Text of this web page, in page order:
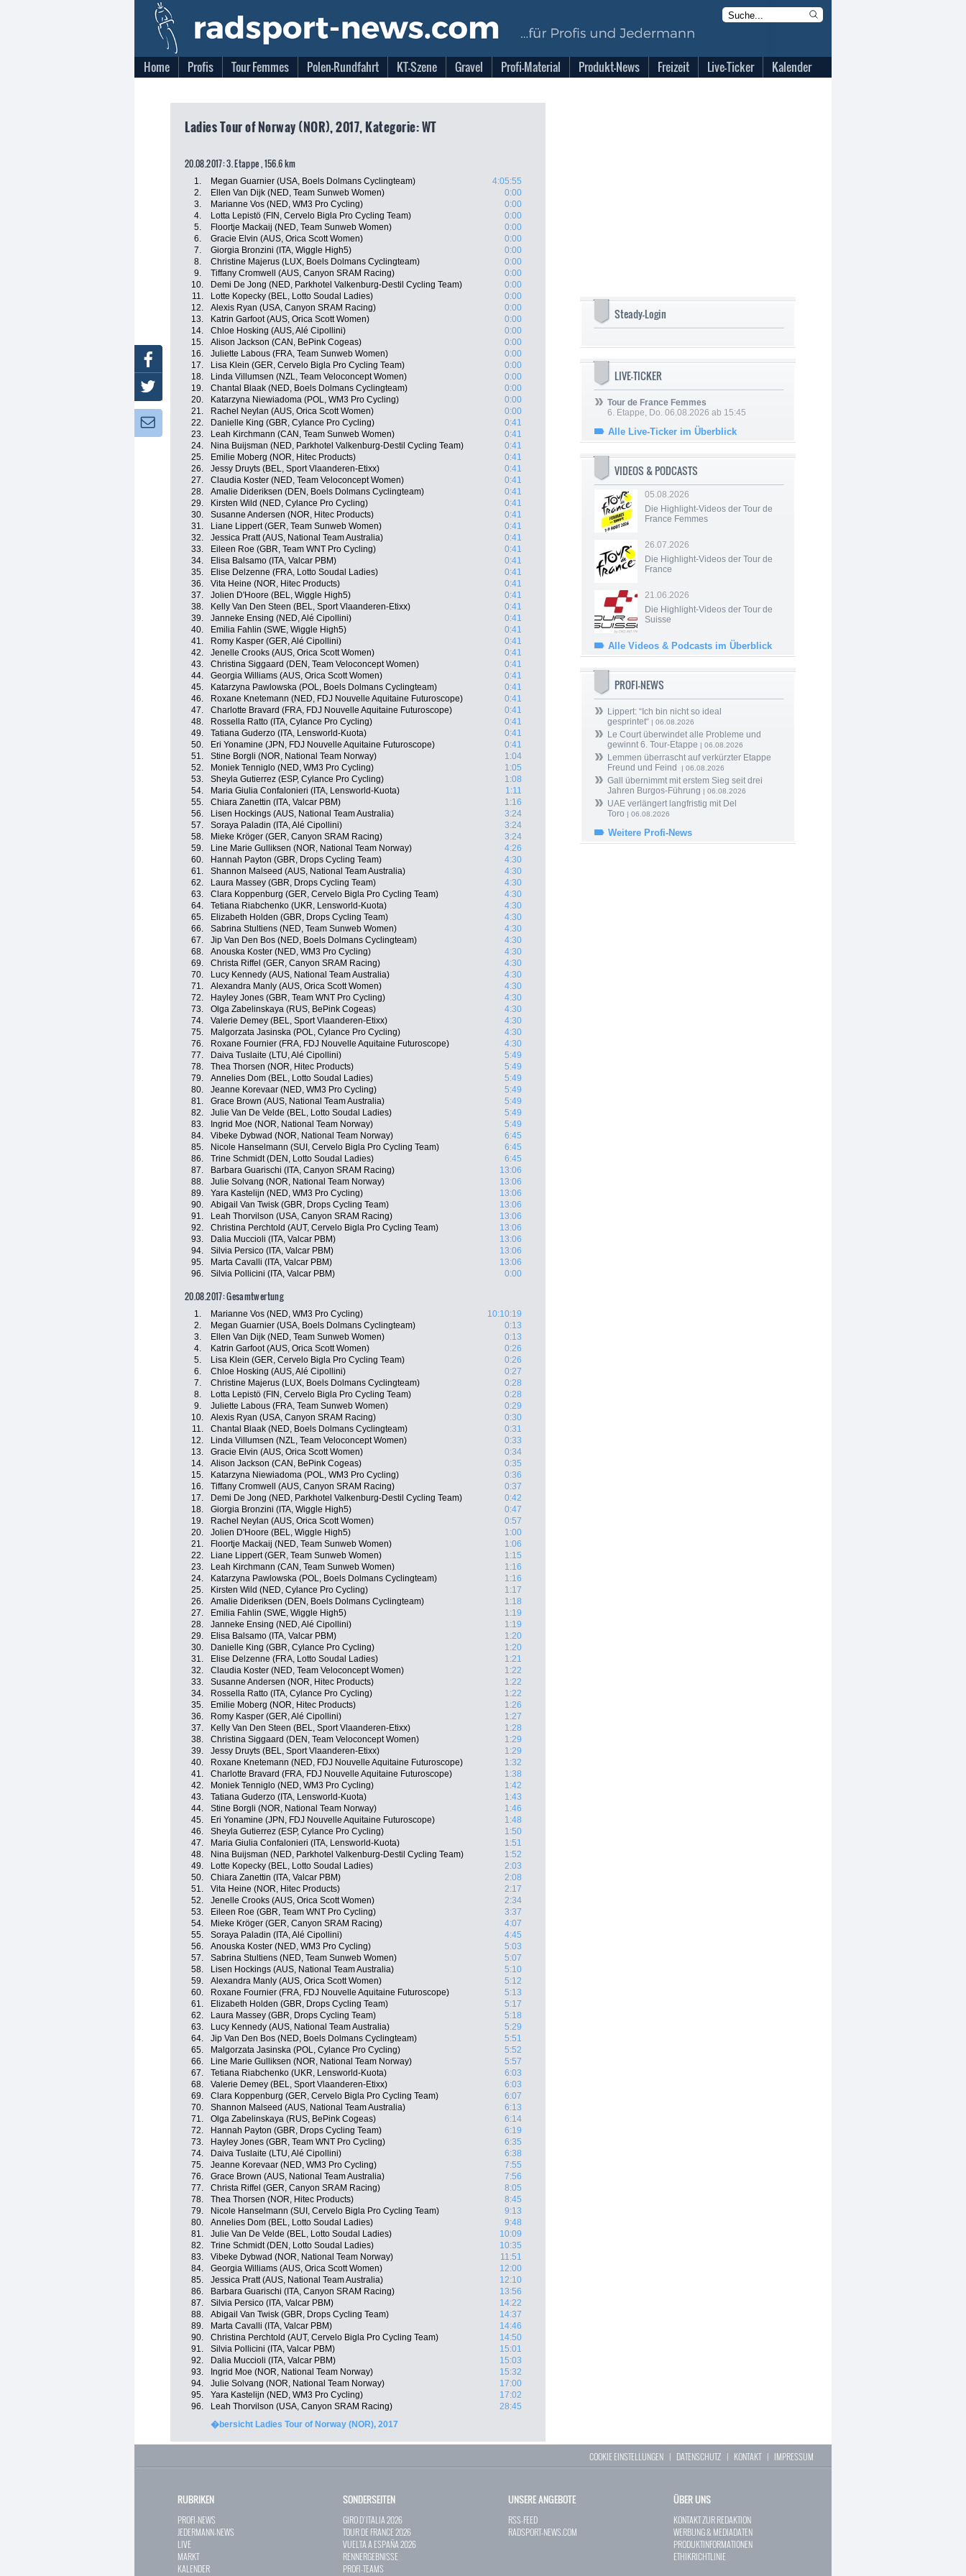
Home Profis Tour Femmes Polen-Rundfahrt KT-Szene Gravel Profi-Material Produkt-News Freizeit Live-Ticker Kalender
Ladies Tour of Norway (NOR), 2017, Kategorie: WT
20.08.2017: 3. Etappe , 156.6 km
1. Megan Guarnier (USA, Boels Dolmans Cyclingteam)
4:05:55
2.
Ellen Van Dijk (NED, Team Sunweb Women)
0:00
3.
Marianne Vos (NED, WM3 Pro Cycling)
0:00
4.
Lotta Lepistö (FIN, Cervelo Bigla Pro Cycling Team)
0:00
5.
Floortje Mackaij (NED, Team Sunweb Women)
0:00
6.
Gracie Elvin (AUS, Orica Scott Women)
0:00
7.
Giorgia Bronzini (ITA, Wiggle High5)
0:00
8.
Christine Majerus (LUX, Boels Dolmans Cyclingteam)
0:00
9.
Tiffany Cromwell (AUS, Canyon SRAM Racing)
0:00
10.
Demi De Jong (NED, Parkhotel Valkenburg-Destil Cycling Team)
0:00
11.
Lotte Kopecky (BEL, Lotto Soudal Ladies)
0:00
12.
Alexis Ryan (USA, Canyon SRAM Racing)
0:00
13.
Katrin Garfoot (AUS, Orica Scott Women)
0:00
14.
Chloe Hosking (AUS, Alé Cipollini)
0:00
15.
Alison Jackson (CAN, BePink Cogeas)
0:00
16.
Juliette Labous (FRA, Team Sunweb Women)
0:00
17.
Lisa Klein (GER, Cervelo Bigla Pro Cycling Team)
0:00
18.
Linda Villumsen (NZL, Team Veloconcept Women)
0:00
19.
Chantal Blaak (NED, Boels Dolmans Cyclingteam)
0:00
20.
Katarzyna Niewiadoma (POL, WM3 Pro Cycling)
0:00
21.
Rachel Neylan (AUS, Orica Scott Women)
0:00
22.
Danielle King (GBR, Cylance Pro Cycling)
0:41
23.
Leah Kirchmann (CAN, Team Sunweb Women)
0:41
24.
Nina Buijsman (NED, Parkhotel Valkenburg-Destil Cycling Team)
0:41
25.
Emilie Moberg (NOR, Hitec Products)
0:41
26.
Jessy Druyts (BEL, Sport Vlaanderen-Etixx)
0:41
27.
Claudia Koster (NED, Team Veloconcept Women)
0:41
28.
Amalie Dideriksen (DEN, Boels Dolmans Cyclingteam)
0:41
29.
Kirsten Wild (NED, Cylance Pro Cycling)
0:41
30.
Susanne Andersen (NOR, Hitec Products)
0:41
31.
Liane Lippert (GER, Team Sunweb Women)
0:41
32.
Jessica Pratt (AUS, National Team Australia)
0:41
33.
Eileen Roe (GBR, Team WNT Pro Cycling)
0:41
34.
Elisa Balsamo (ITA, Valcar PBM)
0:41
35.
Elise Delzenne (FRA, Lotto Soudal Ladies)
0:41
36.
Vita Heine (NOR, Hitec Products)
0:41
37.
Jolien D'Hoore (BEL, Wiggle High5)
0:41
38.
Kelly Van Den Steen (BEL, Sport Vlaanderen-Etixx)
0:41
39.
Janneke Ensing (NED, Alé Cipollini)
0:41
40.
Emilia Fahlin (SWE, Wiggle High5)
0:41
41.
Romy Kasper (GER, Alé Cipollini)
0:41
42.
Jenelle Crooks (AUS, Orica Scott Women)
0:41
43.
Christina Siggaard (DEN, Team Veloconcept Women)
0:41
44.
Georgia Williams (AUS, Orica Scott Women)
0:41
45.
Katarzyna Pawlowska (POL, Boels Dolmans Cyclingteam)
0:41
46.
Roxane Knetemann (NED, FDJ Nouvelle Aquitaine Futuroscope)
0:41
47.
Charlotte Bravard (FRA, FDJ Nouvelle Aquitaine Futuroscope)
0:41
48.
Rossella Ratto (ITA, Cylance Pro Cycling)
0:41
49.
Tatiana Guderzo (ITA, Lensworld-Kuota)
0:41
50.
Eri Yonamine (JPN, FDJ Nouvelle Aquitaine Futuroscope)
0:41
51.
Stine Borgli (NOR, National Team Norway)
1:04
52.
Moniek Tenniglo (NED, WM3 Pro Cycling)
1:05
53.
Sheyla Gutierrez (ESP, Cylance Pro Cycling)
1:08
54.
Maria Giulia Confalonieri (ITA, Lensworld-Kuota)
1:11
55.
Chiara Zanettin (ITA, Valcar PBM)
1:16
56.
Lisen Hockings (AUS, National Team Australia)
3:24
57.
Soraya Paladin (ITA, Alé Cipollini)
3:24
58.
Mieke Kröger (GER, Canyon SRAM Racing)
3:24
59.
Line Marie Gulliksen (NOR, National Team Norway)
4:26
60.
Hannah Payton (GBR, Drops Cycling Team)
4:30
61.
Shannon Malseed (AUS, National Team Australia)
4:30
62.
Laura Massey (GBR, Drops Cycling Team)
4:30
63.
Clara Koppenburg (GER, Cervelo Bigla Pro Cycling Team)
4:30
64.
Tetiana Riabchenko (UKR, Lensworld-Kuota)
4:30
65.
Elizabeth Holden (GBR, Drops Cycling Team)
4:30
66.
Sabrina Stultiens (NED, Team Sunweb Women)
4:30
67.
Jip Van Den Bos (NED, Boels Dolmans Cyclingteam)
4:30
68.
Anouska Koster (NED, WM3 Pro Cycling)
4:30
69.
Christa Riffel (GER, Canyon SRAM Racing)
4:30
70.
Lucy Kennedy (AUS, National Team Australia)
4:30
71.
Alexandra Manly (AUS, Orica Scott Women)
4:30
72.
Hayley Jones (GBR, Team WNT Pro Cycling)
4:30
73.
Olga Zabelinskaya (RUS, BePink Cogeas)
4:30
74.
Valerie Demey (BEL, Sport Vlaanderen-Etixx)
4:30
75.
Malgorzata Jasinska (POL, Cylance Pro Cycling)
4:30
76.
Roxane Fournier (FRA, FDJ Nouvelle Aquitaine Futuroscope)
4:30
77.
Daiva Tuslaite (LTU, Alé Cipollini)
5:49
78.
Thea Thorsen (NOR, Hitec Products)
5:49
79.
Annelies Dom (BEL, Lotto Soudal Ladies)
5:49
80.
Jeanne Korevaar (NED, WM3 Pro Cycling)
5:49
81.
Grace Brown (AUS, National Team Australia)
5:49
82.
Julie Van De Velde (BEL, Lotto Soudal Ladies)
5:49
83.
Ingrid Moe (NOR, National Team Norway)
5:49
84.
Vibeke Dybwad (NOR, National Team Norway)
6:45
85.
Nicole Hanselmann (SUI, Cervelo Bigla Pro Cycling Team)
6:45
86.
Trine Schmidt (DEN, Lotto Soudal Ladies)
6:45
87.
Barbara Guarischi (ITA, Canyon SRAM Racing)
13:06
88.
Julie Solvang (NOR, National Team Norway)
13:06
89.
Yara Kastelijn (NED, WM3 Pro Cycling)
13:06
90.
Abigail Van Twisk (GBR, Drops Cycling Team)
13:06
91.
Leah Thorvilson (USA, Canyon SRAM Racing)
13:06
92.
Christina Perchtold (AUT, Cervelo Bigla Pro Cycling Team)
13:06
93.
Dalia Muccioli (ITA, Valcar PBM)
13:06
94.
Silvia Persico (ITA, Valcar PBM)
13:06
95.
Marta Cavalli (ITA, Valcar PBM)
13:06
96.
Silvia Pollicini (ITA, Valcar PBM) 0:00
20.08.2017: Gesamtwertung
1. Marianne Vos (NED, WM3 Pro Cycling)
10:10:19
2.
Megan Guarnier (USA, Boels Dolmans Cyclingteam)
0:13
3.
Ellen Van Dijk (NED, Team Sunweb Women)
0:13
4.
Katrin Garfoot (AUS, Orica Scott Women)
0:26
5.
Lisa Klein (GER, Cervelo Bigla Pro Cycling Team)
0:26
6.
Chloe Hosking (AUS, Alé Cipollini)
0:27
7.
Christine Majerus (LUX, Boels Dolmans Cyclingteam)
0:28
8.
Lotta Lepistö (FIN, Cervelo Bigla Pro Cycling Team)
0:28
9.
Juliette Labous (FRA, Team Sunweb Women)
0:29
10.
Alexis Ryan (USA, Canyon SRAM Racing)
0:30
11.
Chantal Blaak (NED, Boels Dolmans Cyclingteam)
0:31
12.
Linda Villumsen (NZL, Team Veloconcept Women)
0:33
13.
Gracie Elvin (AUS, Orica Scott Women)
0:34
14.
Alison Jackson (CAN, BePink Cogeas)
0:35
15.
Katarzyna Niewiadoma (POL, WM3 Pro Cycling)
0:36
16.
Tiffany Cromwell (AUS, Canyon SRAM Racing)
0:37
17.
Demi De Jong (NED, Parkhotel Valkenburg-Destil Cycling Team)
0:42
18.
Giorgia Bronzini (ITA, Wiggle High5)
0:47
19.
Rachel Neylan (AUS, Orica Scott Women)
0:57
20.
Jolien D'Hoore (BEL, Wiggle High5)
1:00
21.
Floortje Mackaij (NED, Team Sunweb Women)
1:06
22.
Liane Lippert (GER, Team Sunweb Women)
1:15
23.
Leah Kirchmann (CAN, Team Sunweb Women)
1:16
24.
Katarzyna Pawlowska (POL, Boels Dolmans Cyclingteam)
1:16
25.
Kirsten Wild (NED, Cylance Pro Cycling)
1:17
26.
Amalie Dideriksen (DEN, Boels Dolmans Cyclingteam)
1:18
27.
Emilia Fahlin (SWE, Wiggle High5)
1:19
28.
Janneke Ensing (NED, Alé Cipollini)
1:19
29.
Elisa Balsamo (ITA, Valcar PBM)
1:20
30.
Danielle King (GBR, Cylance Pro Cycling)
1:20
31.
Elise Delzenne (FRA, Lotto Soudal Ladies)
1:21
32.
Claudia Koster (NED, Team Veloconcept Women)
1:22
33.
Susanne Andersen (NOR, Hitec Products)
1:22
34.
Rossella Ratto (ITA, Cylance Pro Cycling)
1:22
35.
Emilie Moberg (NOR, Hitec Products)
1:26
36.
Romy Kasper (GER, Alé Cipollini)
1:27
37.
Kelly Van Den Steen (BEL, Sport Vlaanderen-Etixx)
1:28
38.
Christina Siggaard (DEN, Team Veloconcept Women)
1:29
39.
Jessy Druyts (BEL, Sport Vlaanderen-Etixx)
1:29
40.
Roxane Knetemann (NED, FDJ Nouvelle Aquitaine Futuroscope)
1:32
41.
Charlotte Bravard (FRA, FDJ Nouvelle Aquitaine Futuroscope)
1:38
42.
Moniek Tenniglo (NED, WM3 Pro Cycling)
1:42
43.
Tatiana Guderzo (ITA, Lensworld-Kuota)
1:43
44.
Stine Borgli (NOR, National Team Norway)
1:46
45.
Eri Yonamine (JPN, FDJ Nouvelle Aquitaine Futuroscope)
1:48
46.
Sheyla Gutierrez (ESP, Cylance Pro Cycling)
1:50
47.
Maria Giulia Confalonieri (ITA, Lensworld-Kuota)
1:51
48.
Nina Buijsman (NED, Parkhotel Valkenburg-Destil Cycling Team)
1:52
49.
Lotte Kopecky (BEL, Lotto Soudal Ladies)
2:03
50.
Chiara Zanettin (ITA, Valcar PBM)
2:08
51.
Vita Heine (NOR, Hitec Products)
2:17
52.
Jenelle Crooks (AUS, Orica Scott Women)
2:34
53.
Eileen Roe (GBR, Team WNT Pro Cycling)
3:37
54.
Mieke Kröger (GER, Canyon SRAM Racing)
4:07
55.
Soraya Paladin (ITA, Alé Cipollini)
4:45
56.
Anouska Koster (NED, WM3 Pro Cycling)
5:03
57.
Sabrina Stultiens (NED, Team Sunweb Women)
5:07
58.
Lisen Hockings (AUS, National Team Australia)
5:10
59.
Alexandra Manly (AUS, Orica Scott Women)
5:12
60.
Roxane Fournier (FRA, FDJ Nouvelle Aquitaine Futuroscope)
5:13
61.
Elizabeth Holden (GBR, Drops Cycling Team)
5:17
62.
Laura Massey (GBR, Drops Cycling Team)
5:18
63.
Lucy Kennedy (AUS, National Team Australia)
5:29
64.
Jip Van Den Bos (NED, Boels Dolmans Cyclingteam)
5:51
65.
Malgorzata Jasinska (POL, Cylance Pro Cycling)
5:52
66.
Line Marie Gulliksen (NOR, National Team Norway)
5:57
67.
Tetiana Riabchenko (UKR, Lensworld-Kuota)
6:03
68.
Valerie Demey (BEL, Sport Vlaanderen-Etixx)
6:03
69.
Clara Koppenburg (GER, Cervelo Bigla Pro Cycling Team)
6:07
70.
Shannon Malseed (AUS, National Team Australia)
6:13
71.
Olga Zabelinskaya (RUS, BePink Cogeas)
6:14
72.
Hannah Payton (GBR, Drops Cycling Team)
6:19
73.
Hayley Jones (GBR, Team WNT Pro Cycling)
6:35
74.
Daiva Tuslaite (LTU, Alé Cipollini)
6:38
75.
Jeanne Korevaar (NED, WM3 Pro Cycling)
7:55
76.
Grace Brown (AUS, National Team Australia)
7:56
77.
Christa Riffel (GER, Canyon SRAM Racing)
8:05
78.
Thea Thorsen (NOR, Hitec Products)
8:45
79.
Nicole Hanselmann (SUI, Cervelo Bigla Pro Cycling Team)
9:13
80.
Annelies Dom (BEL, Lotto Soudal Ladies)
9:48
81.
Julie Van De Velde (BEL, Lotto Soudal Ladies)
10:09
82.
Trine Schmidt (DEN, Lotto Soudal Ladies)
10:35
83.
Vibeke Dybwad (NOR, National Team Norway)
11:51
84.
Georgia Williams (AUS, Orica Scott Women)
12:00
85.
Jessica Pratt (AUS, National Team Australia)
12:10
86.
Barbara Guarischi (ITA, Canyon SRAM Racing)
13:56
87.
Silvia Persico (ITA, Valcar PBM)
14:22
88.
Abigail Van Twisk (GBR, Drops Cycling Team)
14:37
89.
Marta Cavalli (ITA, Valcar PBM)
14:46
90.
Christina Perchtold (AUT, Cervelo Bigla Pro Cycling Team)
14:50
91.
Silvia Pollicini (ITA, Valcar PBM)
15:01
92.
Dalia Muccioli (ITA, Valcar PBM)
15:03
93.
Ingrid Moe (NOR, National Team Norway)
15:32
94.
Julie Solvang (NOR, National Team Norway)
17:00
95.
Yara Kastelijn (NED, WM3 Pro Cycling)
17:02
96.
Leah Thorvilson (USA, Canyon SRAM Racing)
28:45
�bersicht Ladies Tour of Norway (NOR), 2017
Steady-Login
LIVE-TICKER
Tour de France Femmes
6. Etappe, Do. 06.08.2026 ab 15:45
Alle Live-Ticker im Überblick
VIDEOS & PODCASTS
05.08.2026
Die Highlight-Videos der Tour de
France Femmes
26.07.2026
Die Highlight-Videos der Tour de
France
21.06.2026
Die Highlight-Videos der Tour de
Suisse
Alle Videos & Podcasts im Überblick
PROFI-NEWS
Lippert: “Ich bin nicht so ideal
gesprintet“ | 06.08.2026
Le Court überwindet alle Probleme und
gewinnt 6. Tour-Etappe | 06.08.2026
Lemmen überrascht auf verkürzter Etappe
Freund und Feind
| 06.08.2026
Gall übernimmt mit erstem Sieg seit drei
Jahren Burgos-Führung | 06.08.2026
UAE verlängert langfristig mit Del
Toro | 06.08.2026
Weitere Profi-News
Facebook
Twitter
Newsletter:
COOKIE EINSTELLUNGEN | DATENSCHUTZ | KONTAKT| IMPRESSUM
RUBRIKEN
PROFI-NEWS
JEDERMANN-NEWS
LIVE
MARKT
KALENDER
SONDERSEITEN
GIRO D`ITALIA 2026
TOUR DE FRANCE 2026
VUELTA A ESPAÑA 2026
RENNERGEBNISSE
PROFI-TEAMS
UNSERE ANGEBOTE
RSS-FEED
RADSPORT-NEWS.COM
ÜBER UNS
KONTAKT ZUR REDAKTION
WERBUNG & MEDIADATEN
PRODUKTINFORMATIONEN
ETHIKRICHTLINIE